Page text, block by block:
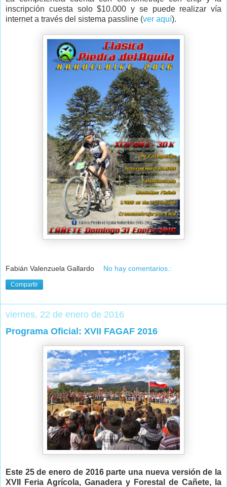
inscripción cuesta solo $10.000 y se puede realizar vía
internet a través del sistema passline (ver aquí).
Fabián Valenzuela Gallardo No hay comentarios.:
Compartir
viernes, 22 de enero de 2016
Programa Oficial: XVII FAGAF 2016
Este 25 de enero de 2016 parte una nueva versión de la
XVII Feria Agrícola, Ganadera y Forestal de Cañete, la